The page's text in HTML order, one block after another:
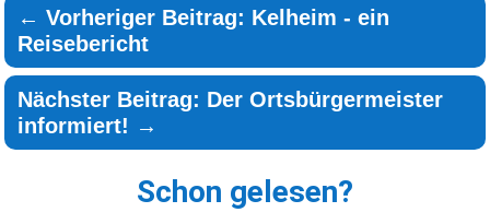
←Vorheriger Beitrag: Kelheim - ein
Reisebericht
Nächster Beitrag: Der Ortsbürgermeister
informiert! →
Schon gelesen?